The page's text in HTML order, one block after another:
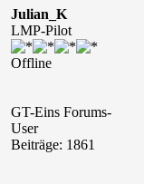
Julian_K
LMP-Pilot
Offline
GT-Eins Forums-
User
Beiträge: 1861